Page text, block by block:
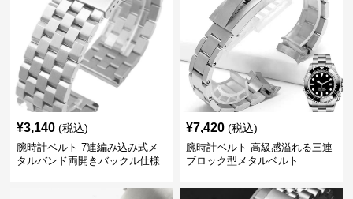
¥3,140 (税込)
腕時計ベルト 7連編み込み式メ
タルバンド両開きバックル仕様
¥7,420 (税込)
腕時計ベルト 高級感溢れる三連
ブロック型メタルベルト